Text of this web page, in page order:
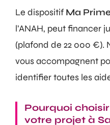
Le dispositif Ma
l’ANAH, peut financer
(plafond de 22 000 €).
vous accompagnent
identifier toutes les
Pourquoi
votre projet à